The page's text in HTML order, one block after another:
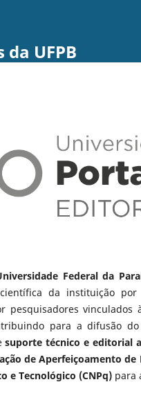
UFPB
Federal da
da instituição
pesquisadores vinculados
para a difusão
suporte técnico e editorial
de Aperfeiçoamento de
e Tecnológico (CNPq) para